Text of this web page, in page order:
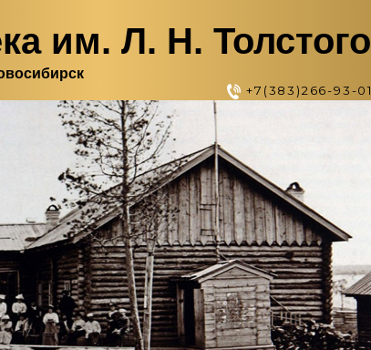
им. Л. Н. Толстого
+7(383)266-93-01